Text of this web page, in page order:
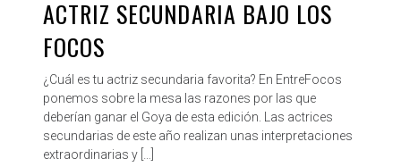
ACTRIZ SECUNDARIA BAJO LOS
FOCOS
¿Cuál es tu actriz secundaria favorita? En EntreFocos
ponemos sobre la mesa las razones por las que
deberían ganar el Goya de esta edición. Las actrices
secundarias de este año realizan unas interpretaciones
extraordinarias y […]